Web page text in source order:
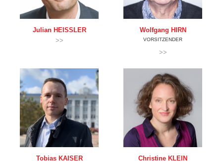
Julian HEISSLER
>>
Wolfgang HIRN
VORSITZENDER
>>
Tobias KAISER
Christine KLEIN